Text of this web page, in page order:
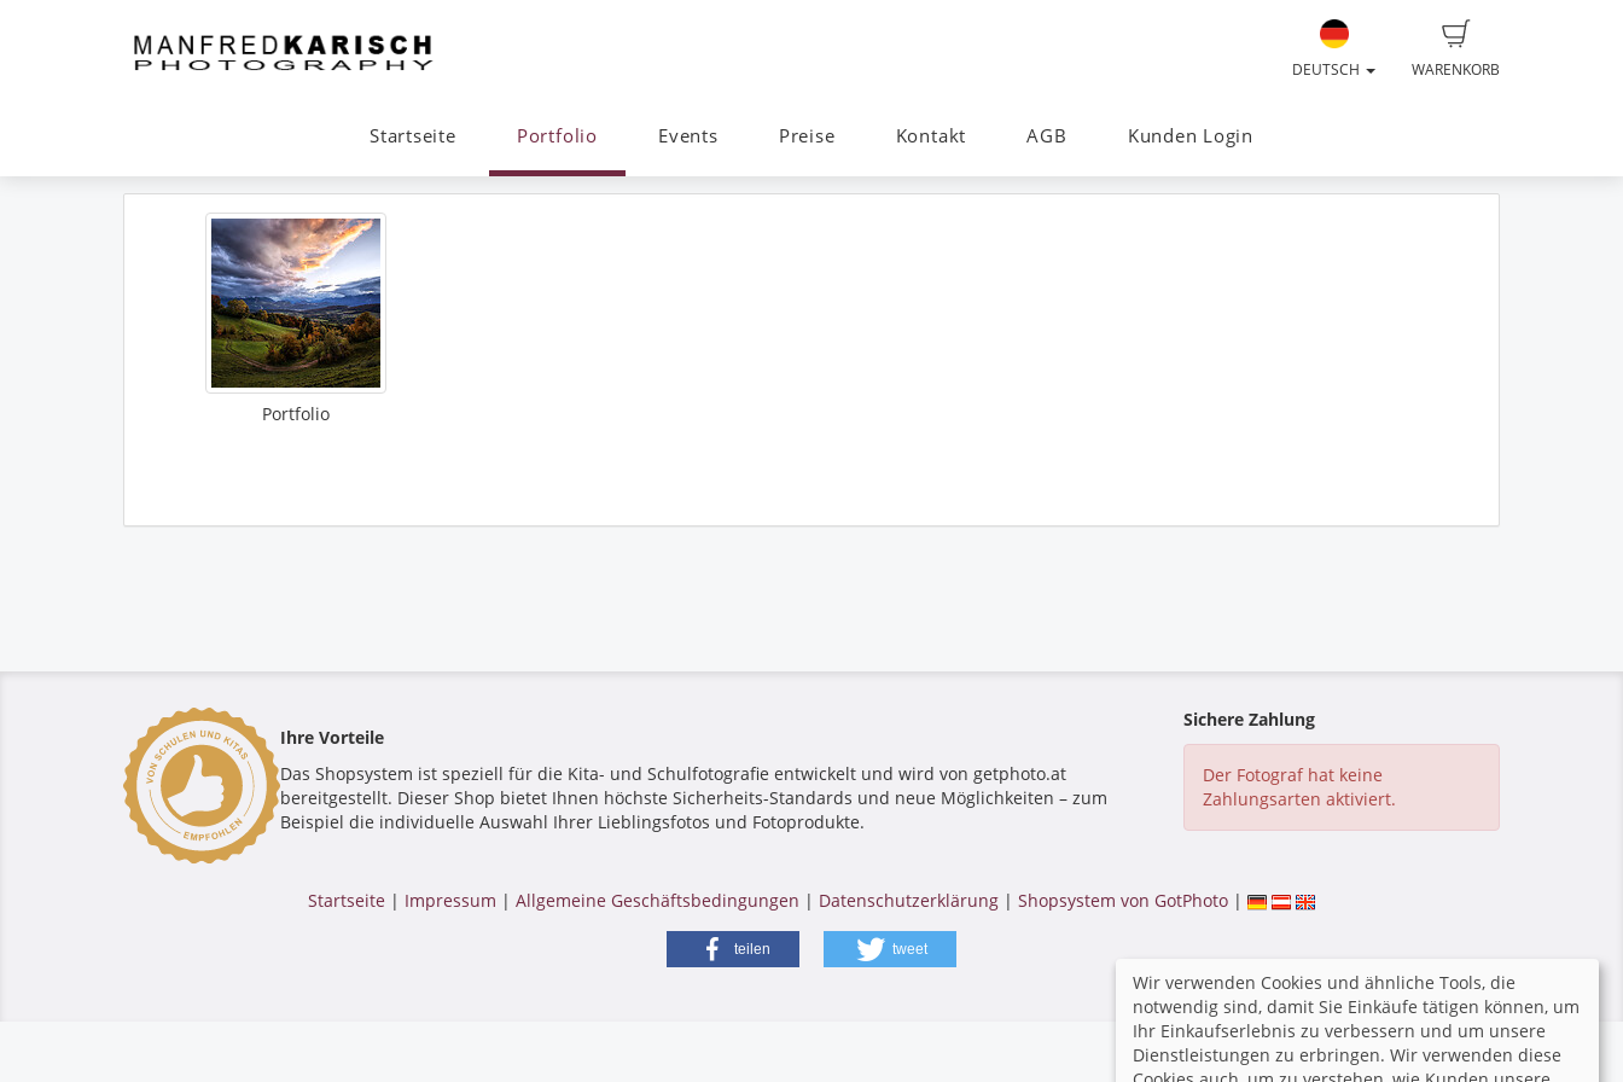
WARENKORB
DEUTSCH
Startseite Portfolio Events Preise Kontakt AGB Kunden Login
Portfolio
Ihre Vorteile
Das Shopsystem ist speziell für die Kita- und Schulfotografie entwickelt und wird von getphoto.at
bereitgestellt. Dieser Shop bietet Ihnen höchste Sicherheits-Standards und neue Möglichkeiten – zum
Beispiel die individuelle Auswahl Ihrer Lieblingsfotos und Fotoprodukte.
Sichere Zahlung
Der Fotograf hat keine
Zahlungsarten aktiviert.
Startseite | Impressum | Allgemeine Geschäftsbedingungen | Datenschutzerklärung | Shopsystem von GotPhoto |
teilen tweet
Wir verwenden Cookies und ähnliche Tools, die
notwendig sind, damit Sie Einkäufe tätigen können, um
Ihr Einkaufserlebnis zu verbessern und um unsere
Dienstleistungen zu erbringen. Wir verwenden diese